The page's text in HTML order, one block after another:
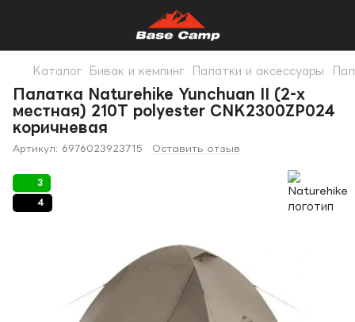
Каталог Бивак и кемпинг Палатки и аксессуары
Палатка Naturehike Yunchuan II (2-х
местная) 210T polyester CNK2300ZP024
коричневая
Артикул: 6976023923715 Оставить отзыв
3
4